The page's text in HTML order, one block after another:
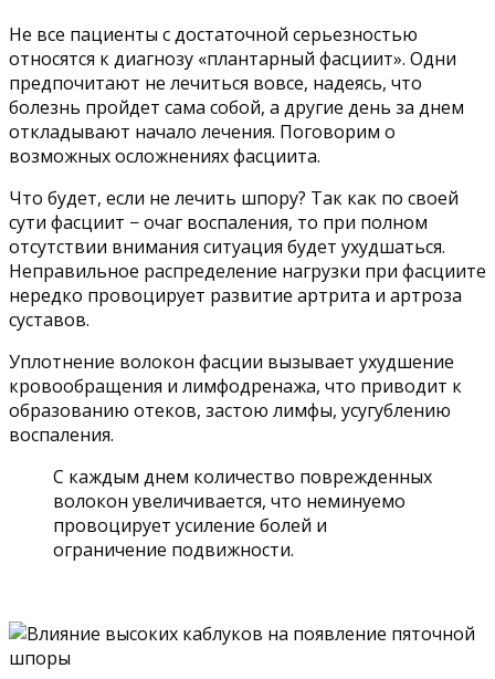
Не все пациенты с достаточной серьезностью
относятся к диагнозу «плантарный фасциит». Одни
предпочитают не лечиться вовсе, надеясь, что
болезнь пройдет сама собой, а другие день за днем
откладывают начало лечения. Поговорим о
возможных осложнениях фасциита.
Что будет, если не лечить шпору? Так как по своей
сути фасциит − очаг воспаления, то при полном
отсутствии внимания ситуация будет ухудшаться.
Неправильное распределение нагрузки при фасциите
нередко провоцирует развитие артрита и артроза
суставов.
Уплотнение волокон фасции вызывает ухудшение
кровообращения и лимфодренажа, что приводит к
образованию отеков, застою лимфы, усугублению
воспаления.
С каждым днем количество поврежденных
волокон увеличивается, что неминуемо
провоцирует усиление болей и
ограничение подвижности.